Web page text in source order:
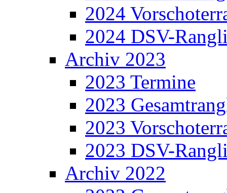
2024
2024 DSV-
Archiv 2023
2023 Termine
2023
2023
2023 DSV-
Archiv 2022